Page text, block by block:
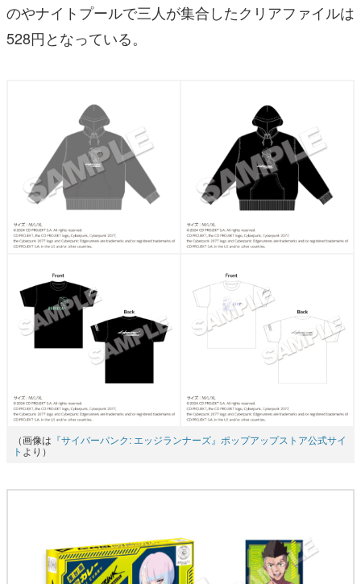
のやナイトプールで三人が集合したクリアファイルは
528円となっている。
（画像は 『サイバーパンク: エッジランナーズ』ポップアップストア公式サイ
ト より）